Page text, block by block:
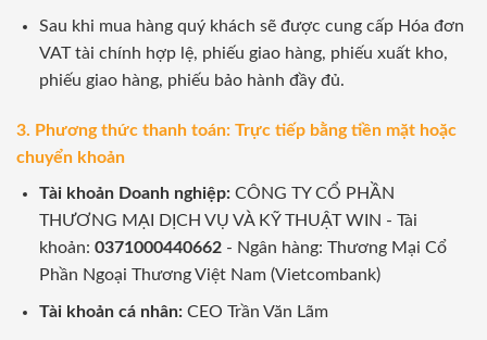
Sau khi mua hàng quý khách sẽ được cung cấp Hóa đơn
VAT tài chính hợp lệ, phiếu giao hàng, phiếu xuất kho,
phiếu giao hàng, phiếu bảo hành đầy đủ.
3. Phương thức thanh toán: Trực tiếp bằng tiền mặt hoặc
chuyển khoản
Tài khoản Doanh nghiệp:CÔNG TY CỔ PHẦN
THƯƠNG MẠI DỊCH VỤ VÀ KỸ THUẬT WIN - Tài
khoản: 0371000440662- Ngân hàng: Thương Mại Cổ
Phần Ngoại Thương Việt Nam (Vietcombank)
Tài khoản cá nhân: CEO Trần Văn Lãm